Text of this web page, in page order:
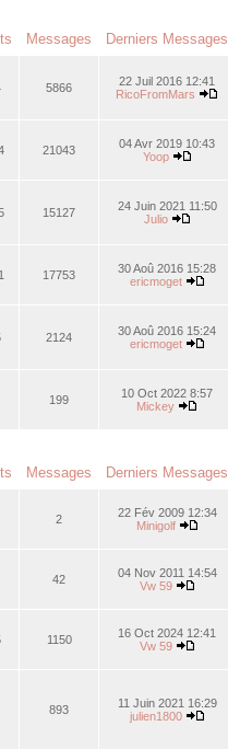
Messages Derniers Messages
5866
22 Juil 2016 12:41
RicoFromMars
21043
04 Avr 2019 10:43
Yoop
15127
24 Juin 2021 11:50
Julio
17753
30 Aoû 2016 15:28
ericmoget
2124
30 Aoû 2016 15:24
ericmoget
199
10 Oct 2022 8:57
Mickey
Messages Derniers Messages
2
22 Fév 2009 12:34
Minigolf
42
04 Nov 2011 14:54
Vw 59
1150
16 Oct 2024 12:41
Vw 59
893
11 Juin 2021 16:29
julien1800